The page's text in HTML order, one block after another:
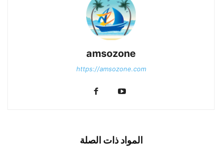
amsozone
https://amsozone.com
المواد ذات الصلة